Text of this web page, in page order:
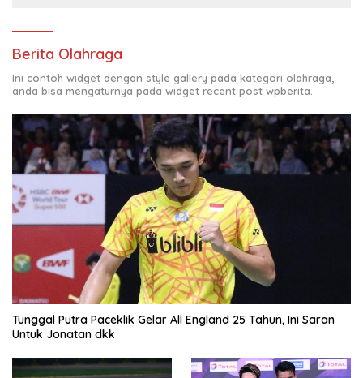
Berita Olahraga
Ini contoh widget dengan style gallery pada kategori olahraga,
anda bisa mengaturnya pada widget recent post wpberita.
Tunggal Putra Paceklik Gelar All England 25 Tahun, Ini Saran
Untuk Jonatan dkk